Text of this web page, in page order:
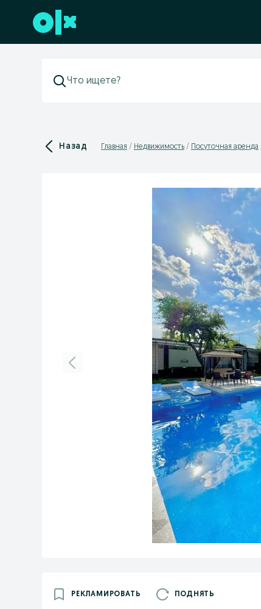
Перейти к нижнему колонтитулу
Назад Главная Недвижимость Посуточная аренда
РЕКЛАМИРОВАТЬ ПОДНЯТЬ